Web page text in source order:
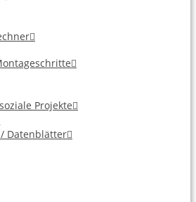
Projekte
Datenblätter